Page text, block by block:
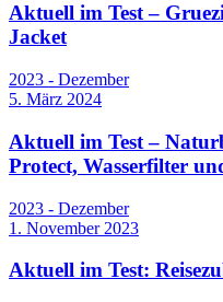
Aktuell im Test –
Jacket
2023 - Dezember
5. März 2024
Aktuell im Test –
Protect, Wasserfilter
2023 - Dezember
1. November 2023
Aktuell im Test: